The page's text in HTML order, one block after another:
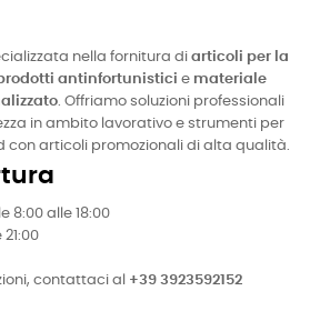
nella fornitura di articoli per la
antinfortunistici e materiale
. Offriamo soluzioni professionali
in ambito lavorativo e strumenti per
con articoli promozionali di alta qualità.
8:00 alle 18:00
contattaci al +39 3923592152